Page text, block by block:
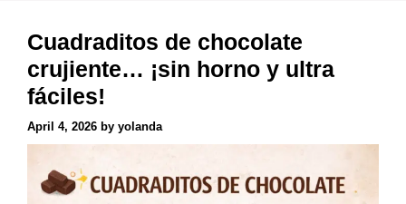
Cuadraditos de chocolate
crujiente… ¡sin horno y ultra
fáciles!
April 4, 2026 by yolanda